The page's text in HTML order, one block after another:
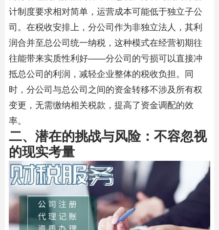
计制度要求相对简单，运营成本可能低于独立子公
司。在税收安排上，分公司作为非独立法人，其利
润合并至总公司统一纳税，这种模式在经营初期往
往能带来实质性利好——分公司的亏损可以直接冲
抵总公司的利润，减轻企业整体的税收负担。同
时，分公司与总公司之间的资金转移不涉及所有权
变更，无需缴纳相关税款，提高了资金调配的效
率。
二、潜在的挑战与风险：不容忽视
的现实考量